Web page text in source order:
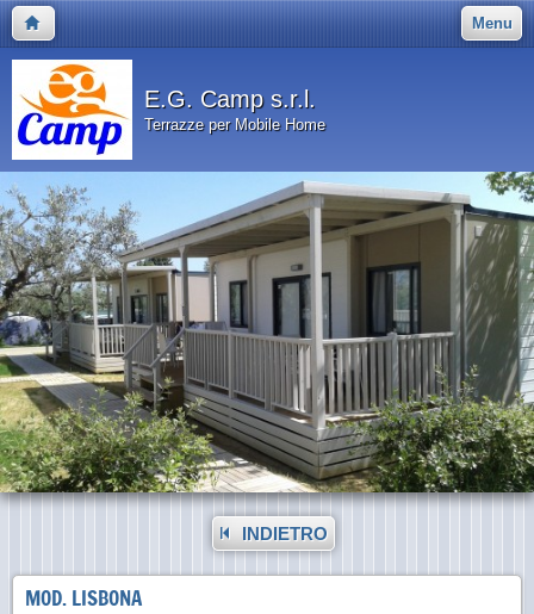
Menu
E.G. Camp s.r.l.
Terrazze per Mobile Home
INDIETRO
MOD. LISBONA